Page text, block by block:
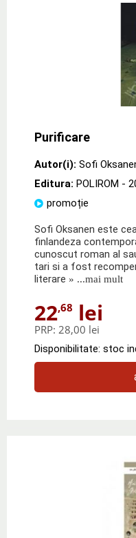
Purificare
Autor(i): Sofi
Editura: POLIROM -
promoție
Sofi Oksanen este
finlandeza
cunoscut roman al
tari si a fost
literare » ...mai mult
22,68 lei
PRP: 28,00 lei
Disponibilitate: stoc